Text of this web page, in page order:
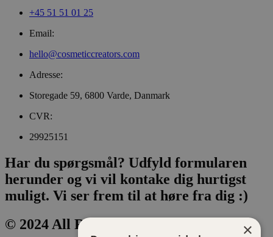
+45 51 51 01 25
Email:
hello@cosmeticcreators.com
Adresse:
Storegade 59, 6800 Varde, Danmark
CVR:
29925151
Har du spørgsmål? Udfyld formularen
herunder og vi vil kontake dig hurtigst
muligt. Vi ser frem til at høre fra dig :)
© 2024 All Rights Reserved.
×